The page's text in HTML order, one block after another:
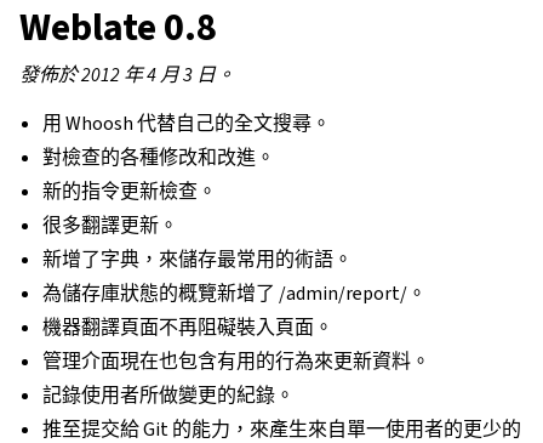
Weblate 0.8
發佈於 2012 年 4 月 3 日。
用 Whoosh 代替自己的全文搜尋。
對檢查的各種修改和改進。
新的指令更新檢查。
很多翻譯更新。
新增了字典，來儲存最常用的術語。
為儲存庫狀態的概覽新增了 /admin/report/。
機器翻譯頁面不再阻礙裝入頁面。
管理介面現在也包含有用的行為來更新資料。
記錄使用者所做變更的紀錄。
推至提交給 Git 的能力，來產生來自單一使用者的更少的